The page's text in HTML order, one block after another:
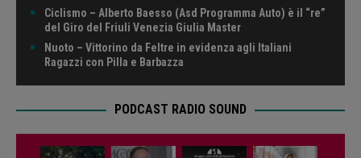
Ciclismo – Alberto Baesso (Asd Programma Auto) è il “re”
del Giro del Friuli Venezia Giulia Master
Nuoto – Vittorino da Feltre in evidenza agli Italiani
Ragazzi con Pilla e Barbazza
PODCAST RADIO SOUND